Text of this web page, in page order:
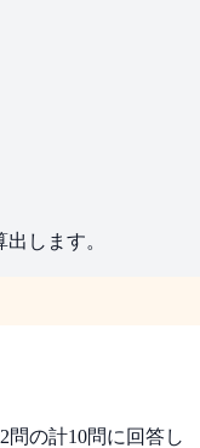
します。
問の計10問に回答し